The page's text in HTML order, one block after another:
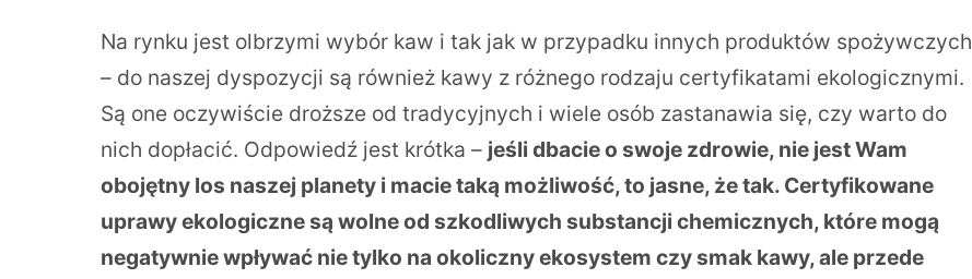
Na rynku jest olbrzymi wybór kaw i tak jak w przypadku innych produktów spożywczych
– do naszej dyspozycji są również kawy z różnego rodzaju certyfikatami ekologicznymi.
Są one oczywiście droższe od tradycyjnych i wiele osób zastanawia się, czy warto do
nich dopłacić. Odpowiedź jest krótka – jeśli dbacie o swoje zdrowie, nie jest Wam
obojętny los naszej planety i macie taką możliwość, to jasne, że tak. Certyfikowane
uprawy ekologiczne są wolne od szkodliwych substancji chemicznych, które mogą
negatywnie wpływać nie tylko na okoliczny ekosystem czy smak kawy, ale przede